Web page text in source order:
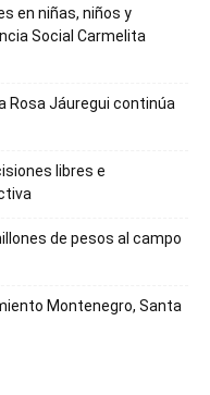
en niñas, niños y
Social Carmelita
Rosa Jáuregui continúa
libres e
de pesos al campo
Montenegro, Santa